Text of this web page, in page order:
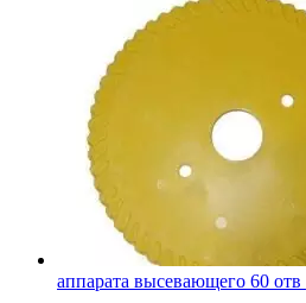
аппарата высевающего 60 отв